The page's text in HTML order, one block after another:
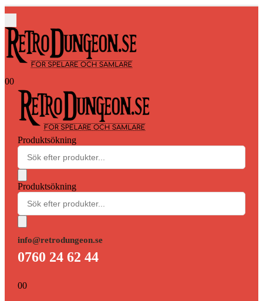
00
Produktsökning
Produktsökning
info@retrodungeon.se
0760 24 62 44
00